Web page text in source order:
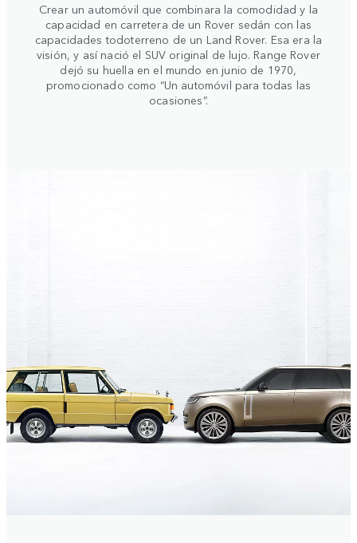
Crear un automóvil que combinara la comodidad y la
capacidad en carretera de un Rover sedán con las
capacidades todoterreno de un Land Rover. Esa era la
visión, y así nació el SUV original de lujo. Range Rover
dejó su huella en el mundo en junio de 1970,
promocionado como “Un automóvil para todas las
ocasiones”.